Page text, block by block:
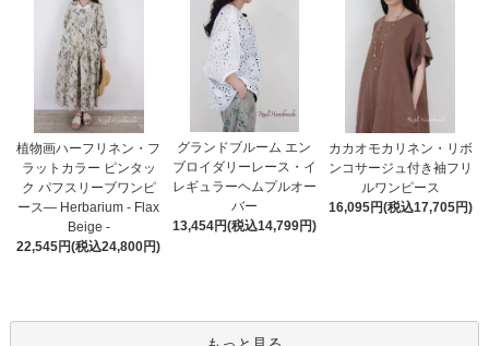
植物画ハーフリネン・フ
ラットカラー ピンタッ
ク パフスリーブワンピ
ース― Herbarium - Flax
Beige -
22,545円(税込24,800円)
グランドブルーム エン
ブロイダリーレース・イ
レギュラーヘムプルオー
バー
13,454円(税込14,799円)
カカオモカリネン・リボ
ンコサージュ付き袖フリ
ルワンピース
16,095円(税込17,705円)